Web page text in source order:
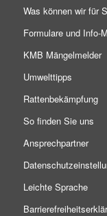
Was können wir für
Formulare und Info-
KMB Mängelmelder
Umwelttipps
Rattenbekämpfung
So finden Sie uns
Ansprechpartner
Leichte Sprache